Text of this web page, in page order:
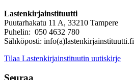
Lastenkirjainstituutti
Puutarhakatu 11 A, 33210 Tampere
Puhelin: 050 4632 780
Sähköposti: info(a)lastenkirjainstituutti.fi
Tilaa Lastenkirjainstituutin uutiskirje